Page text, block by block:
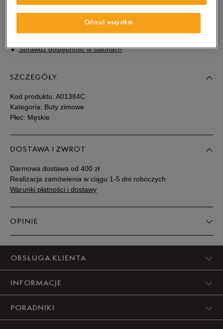
wiadomość e-mail.
Rozmiary EU
41,5 26,5 cm
42 27 cm
44 28,5 cm
46 30 cm Powiadom o dostępności
Sprawdź dostępność w salonach
SZCZEGÓŁY
Kod produktu: A01384C
Kategoria: Buty zimowe
Płeć: Męskie
DOSTAWA I ZWROT
Darmowa dostawa od 400 zł
Realizacja zamówienia w ciągu 1-5 dni roboczych
Warunki płatności i dostawy
OPINIE
OBSŁUGA KLIENTA
INFORMACJE
PORADNIKI
Odrzuć wszystkie